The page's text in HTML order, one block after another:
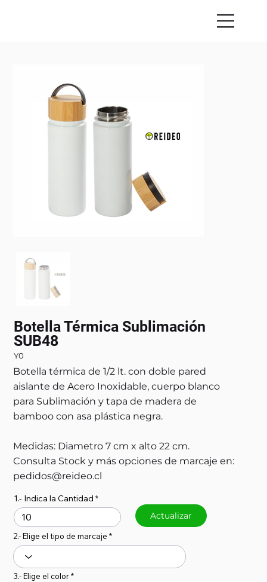
Botella Térmica Sublimación
SUB48
Y0
Botella térmica de 1/2 lt. con doble pared
aislante de Acero Inoxidable, cuerpo blanco
para Sublimación y tapa de madera de
bamboo con asa plástica negra.
Medidas: Diametro 7 cm x alto 22 cm.
Consulta Stock y más opciones de marcaje en:
pedidos@reideo.cl
1.- Indica la Cantidad
Actualizar
2.- Elige el tipo de marcaje
3.- Elige el color